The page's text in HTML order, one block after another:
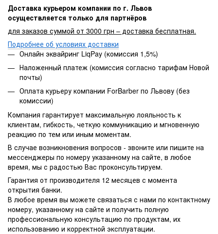
Доставка курьером компании по г. Львов
осуществляется только для партнёров
для заказов суммой от 3000 грн – доставка бесплатная.
Подробнее об условиях доставки
Онлайн эквайринг LiqPay (комиссия 1,5%)
Наложенный платеж (комиссия согласно тарифам Новой
почты)
Оплата курьеру компании ForBarber по Львову (без
комиссии)
Компания гарантирует максимальную лояльность к
клиентам, гибкость, четкую коммуникацию и мгновенную
реакцию по тем или иным моментам.
В случае возникновения вопросов - звоните или пишите на
мессенджеры по номеру указанному на сайте, в любое
время, мы с радостью Вас проконсультируем.
Гарантия от производителя 12 месяцев с момента
открытия банки.
В любое время вы можете связаться с нами по контактному
номеру, указанному на сайте и получить полную
профессиональную консультацию по продуктам, их
использованию и корректной эксплуатации.